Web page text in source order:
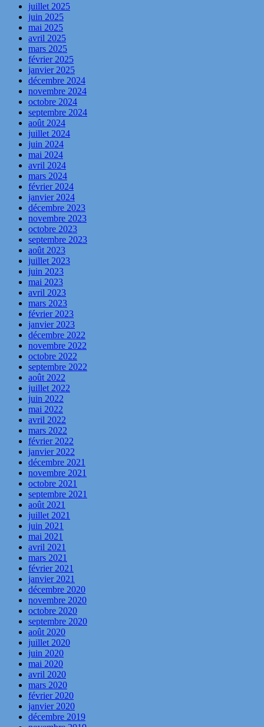
juillet 2025
juin 2025
mai 2025
avril 2025
mars 2025
février 2025
janvier 2025
décembre 2024
novembre 2024
octobre 2024
septembre 2024
août 2024
juillet 2024
juin 2024
mai 2024
avril 2024
mars 2024
février 2024
janvier 2024
décembre 2023
novembre 2023
octobre 2023
septembre 2023
août 2023
juillet 2023
juin 2023
mai 2023
avril 2023
mars 2023
février 2023
janvier 2023
décembre 2022
novembre 2022
octobre 2022
septembre 2022
août 2022
juillet 2022
juin 2022
mai 2022
avril 2022
mars 2022
février 2022
janvier 2022
décembre 2021
novembre 2021
octobre 2021
septembre 2021
août 2021
juillet 2021
juin 2021
mai 2021
avril 2021
mars 2021
février 2021
janvier 2021
décembre 2020
novembre 2020
octobre 2020
septembre 2020
août 2020
juillet 2020
juin 2020
mai 2020
avril 2020
mars 2020
février 2020
janvier 2020
décembre 2019